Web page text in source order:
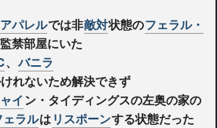
パレルでは非敵対状態のフェラル・
禁部屋にいた
、 バニラ
れないため解決できず
イン・タイディングスの左奥の家の
ェラルはリスポーンする状態だった